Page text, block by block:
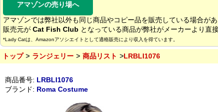
アマゾンの売り場へ
アマゾンでは弊社以外も同じ商品やコピー品を販売している場合があ
販売元が Cat Fish Club となっている商品が弊社がメーカーより直
*Lady Catは、Amazonアソシエイトとして適格販売により収入を得ています。
トップ ランジェリー 商品リスト LRBLI1076
商品番号: LRBLI1076
ブランド: Roma Costume